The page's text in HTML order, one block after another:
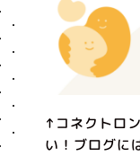
↑コネクトロ
い！ブログに